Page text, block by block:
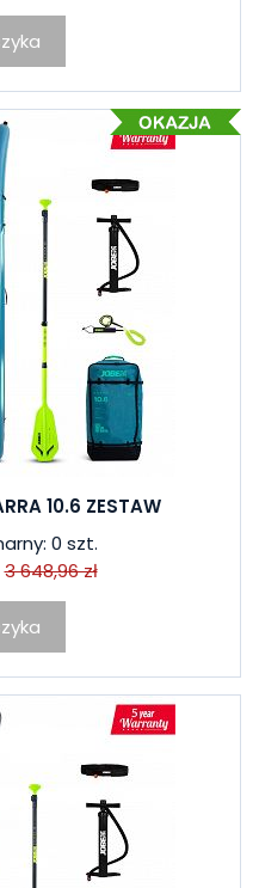
10.6 ZESTAW
0 szt.
3 648,96 zł